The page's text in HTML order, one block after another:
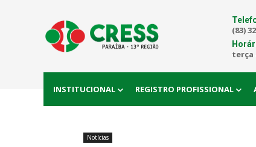
(83)
terça
INSTITUCIONAL REGISTRO PROFISSIONAL
Notícias